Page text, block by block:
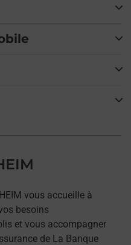
vous accueille à
besoins
et vous accompagner
de La Banque